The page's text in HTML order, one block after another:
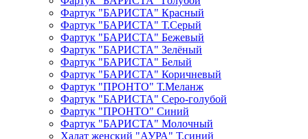
Фартук "БАРИСТА" Красный
Фартук "БАРИСТА" Т.Серый
Фартук "БАРИСТА" Бежевый
Фартук "БАРИСТА" Зелёный
Фартук "БАРИСТА" Белый
Фартук "БАРИСТА" Коричневый
Фартук "ПРОНТО" Т.Меланж
Фартук "БАРИСТА" Серо-голубой
Фартук "ПРОНТО" Синий
Фартук "БАРИСТА" Молочный
Халат женский "АУРА" Т.синий